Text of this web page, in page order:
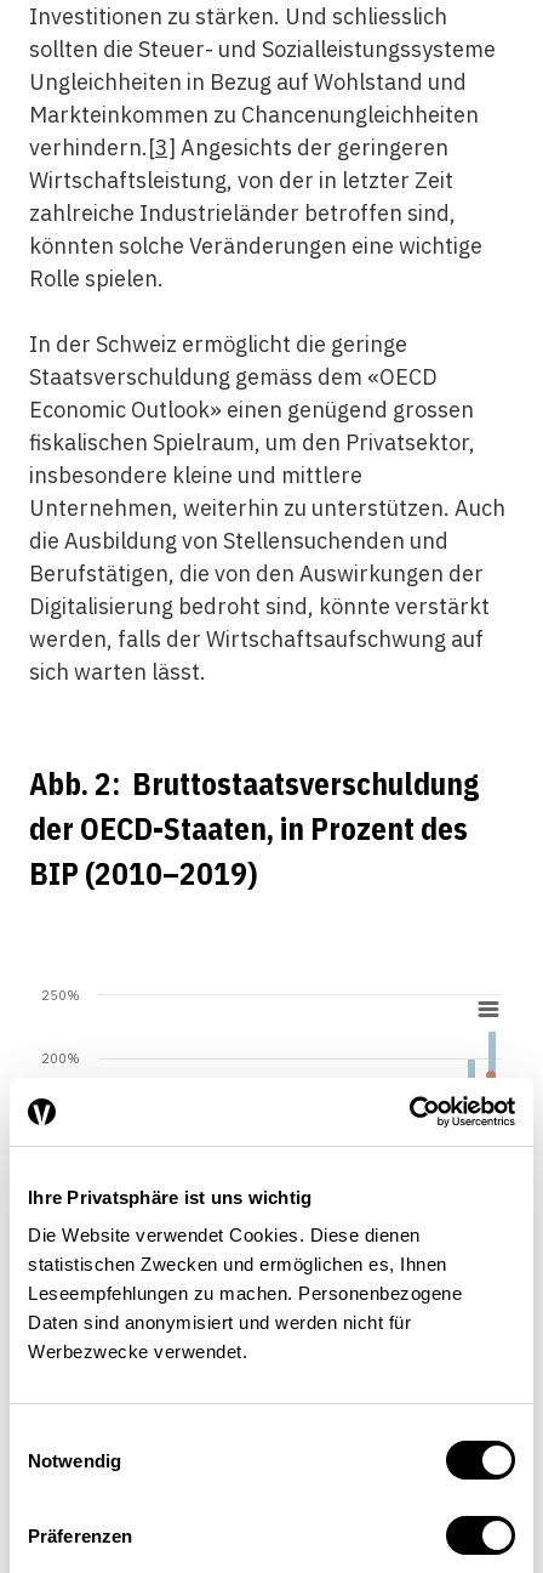
Ihre Privatsphäre ist uns wichtig
Die Website verwendet Cookies. Diese dienen
statistischen Zwecken und ermöglichen es, Ihnen
Leseempfehlungen zu machen. Personenbezogene
Daten sind anonymisiert und werden nicht für
Werbezwecke verwendet.
Notwendig
Präferenzen
Investitionen zu stärken. Und schliesslich
sollten die Steuer- und Sozialleistungssysteme
Ungleichheiten in Bezug auf Wohlstand und
Markteinkommen zu Chancenungleichheiten
verhindern.[3] Angesichts der geringeren
Wirtschaftsleistung, von der in letzter Zeit
zahlreiche Industrieländer betroffen sind,
könnten solche Veränderungen eine wichtige
Rolle spielen.
In der Schweiz ermöglicht die geringe
Staatsverschuldung gemäss dem «OECD
Economic Outlook» einen genügend grossen
fiskalischen Spielraum, um den Privatsektor,
insbesondere kleine und mittlere
Unternehmen, weiterhin zu unterstützen. Auch
die Ausbildung von Stellensuchenden und
Berufstätigen, die von den Auswirkungen der
Digitalisierung bedroht sind, könnte verstärkt
werden, falls der Wirtschaftsaufschwung auf
sich warten lässt.
Abb. 2: Bruttostaatsverschuldung
der OECD-Staaten, in Prozent des
BIP (2010–2019)
EstlandSüdkoreaAustralienIsraelKanada USA BelgienPortugal
150%
200%
250%
Quelle: OECD (2020) / Die Volkswirtschaft